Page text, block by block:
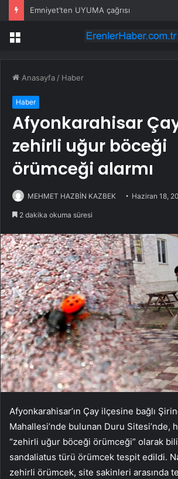
Emniyet’ten UYUMA çağrısı
Menü
Anasayfa / Haber
Haber
Afyonkarahisar
zehirli uğur böceği
örümceği alarmı
MEHMET HAZBİN KAZBEK Haziran 18,
2 dakika okuma süresi
Afyonkarahisar’ın Çay ilçesine bağlı
Mahallesi’nde bulunan Duru Sitesi’nde,
“zehirli uğur böceği örümceği” olarak
sandaliatus türü örümcek tespit edildi.
zehirli örümcek, site sakinleri arasında